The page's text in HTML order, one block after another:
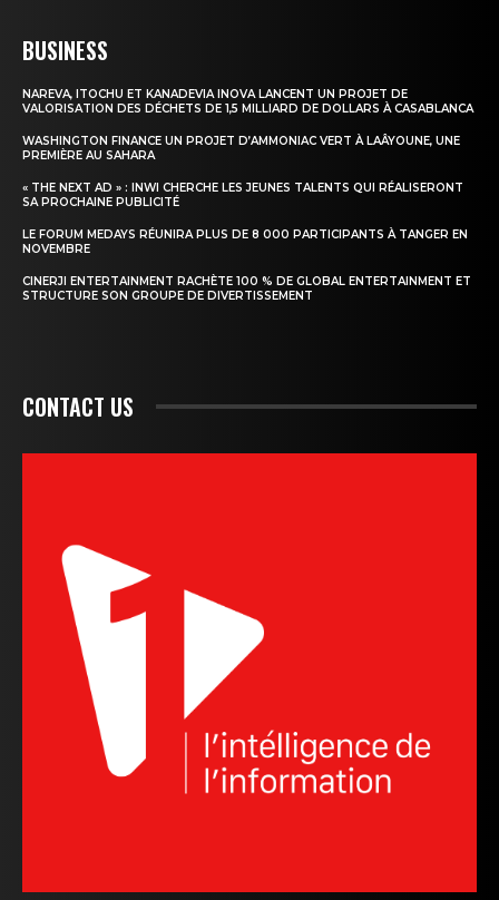
Formules d’abonnement
Mon compte
BUSINESS
NAREVA, ITOCHU ET KANADEVIA INOVA LANCENT UN PROJET DE
VALORISATION DES DÉCHETS DE 1,5 MILLIARD DE DOLLARS À CASABLANCA
WASHINGTON FINANCE UN PROJET D’AMMONIAC VERT À LAÂYOUNE, UNE
PREMIÈRE AU SAHARA
« THE NEXT AD » : INWI CHERCHE LES JEUNES TALENTS QUI RÉALISERONT
SA PROCHAINE PUBLICITÉ
LE FORUM MEDAYS RÉUNIRA PLUS DE 8 000 PARTICIPANTS À TANGER EN
NOVEMBRE
CINERJI ENTERTAINMENT RACHÈTE 100 % DE GLOBAL ENTERTAINMENT ET
STRUCTURE SON GROUPE DE DIVERTISSEMENT
CONTACT US